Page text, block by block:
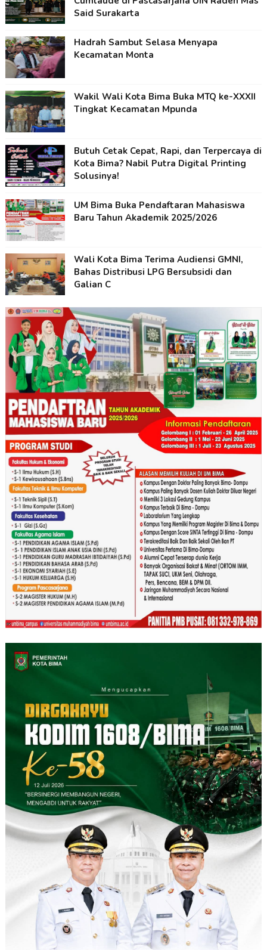
Said Surakarta
Hadrah Sambut Selasa Menyapa
Kecamatan Monta
Wakil Wali Kota Bima Buka MTQ ke-XXXII
Tingkat Kecamatan Mpunda
Butuh Cetak Cepat, Rapi, dan Terpercaya di
Kota Bima? Nabil Putra Digital Printing
Solusinya!
UM Bima Buka Pendaftaran Mahasiswa
Baru Tahun Akademik 2025/2026
Wali Kota Bima Terima Audiensi GMNI,
Bahas Distribusi LPG Bersubsidi dan
Galian C